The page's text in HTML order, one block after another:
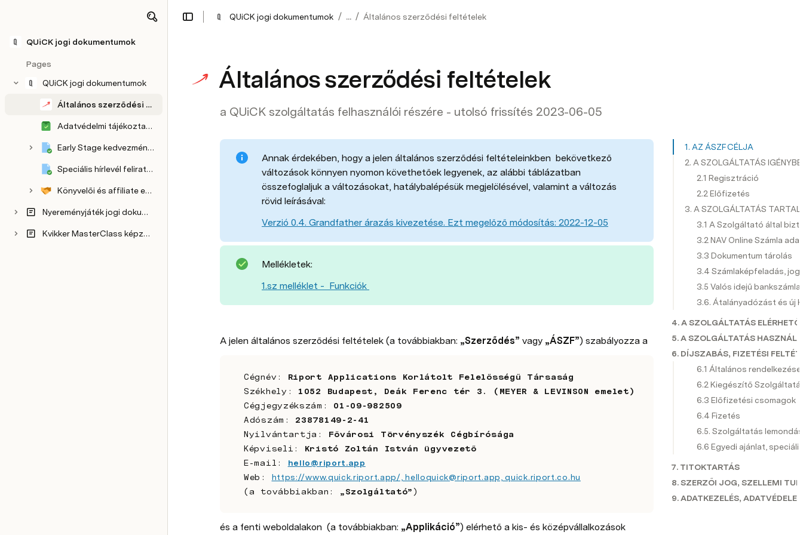
QUiCK jogi dokumentumok
Pages
QUiCK jogi dokumentumok
Általános szerződési feltételek
Adatvédelmi tájékoztató
Early Stage kedvezmény adatvédelmi tájékoztató
Speciális hírlevél feliratkozás
Könyvelői és affiliate együttműködésekkel kapcsolatos feltételek és dokumentumok
Nyereményjáték jogi dokumentumai
Kvikker MasterClass képzés jogi dokumentumai
QUiCK jogi dokumentumok / ... / Általános szerződési feltételek
Általános szerződési feltételek
a QUiCK szolgáltatás felhasználói részére - utolsó frissítés 2023-06-05
Annak érdekében, hogy a jelen általános szerződési feltételeinkben  bekövetkező
változások könnyen nyomon követhetőek legyenek, az alábbi táblázatban
összefoglaljuk a változásokat, hatálybalépésük megjelölésével, valamint a változás
rövid leírásával:​
Verzió 0.4. Grandfather árazás kivezetése. Ezt megelőző módosítás: 2022-12-05
Mellékletek:
1.sz melléklet -  Funkciók
A jelen általános szerződési feltételek (a továbbiakban: „Szerződés” vagy „ÁSZF”) szabályozza a
Cégnév: Riport Applications Korlátolt Felelősségű Társaság
Székhely: 1052 Budapest, Deák Ferenc tér 3. (MEYER & LEVINSON emelet)
Cégjegyzékszám: 01-09-982509
Adószám: 23878149-2-41
Nyilvántartja: Fővárosi Törvényszék Cégbírósága
Képviseli: Kristó Zoltán István ügyvezető
E-mail: hello@riport.app
Web: https://www.quick.riport.app/, helloquick@riport.app, quick.riport.co.hu
(a továbbiakban: „Szolgáltató”)
​és a fenti weboldalakon  (a továbbiakban: „Applikáció”) elérhető a kis- és középvállalkozások
1. AZ ÁSZF CÉLJA
2. A SZOLGÁLTATÁS
2.1 Regisztráció
​2.2 Előfizetés
3. A SZOLGÁLTATÁS
3.1 A Szolgáltató által
3.2 NAV Online Számla
3.3 Dokumentum tárolás
3.4 Számlaképfeladás,
3.5 Valós idejű
3.6. Átalányadózást és új
4. A SZOLGÁLTATÁS
5. A SZOLGÁLTATÁS
6. DÍJSZABÁS, FIZETÉSI
6.1 Általános
6.2 Kiegészítő
6.3 Előfizetési csomagok
6.4 Fizetés
6.5. Szolgáltatás
6.6 Egyedi ajánlat,
7. TITOKTARTÁS
8. SZERZŐI JOG, SZELLEMI
9. ADATKEZELÉS,